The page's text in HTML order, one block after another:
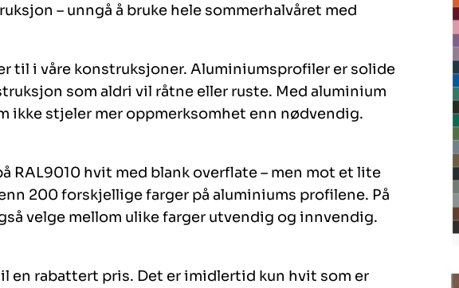
– unngå å bruke hele sommerhalvåret med
til i våre konstruksjoner. Aluminiumsprofiler er solide
som aldri vil råtne eller ruste. Med aluminium
ikke stjeler mer oppmerksomhet enn nødvendig.
RAL9010 hvit med blank overflate – men mot et lite
200 forskjellige farger på aluminiums profilene. På
velge mellom ulike farger utvendig og innvendig.
en rabattert pris. Det er imidlertid kun hvit som er